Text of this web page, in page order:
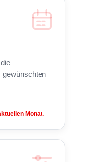
gewünschten
Monat.